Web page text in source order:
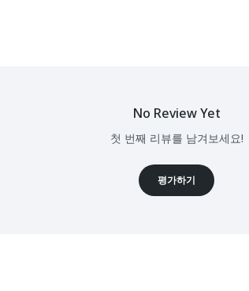
No Review Yet
첫 번째 리뷰를 남겨보세요!
평가하기